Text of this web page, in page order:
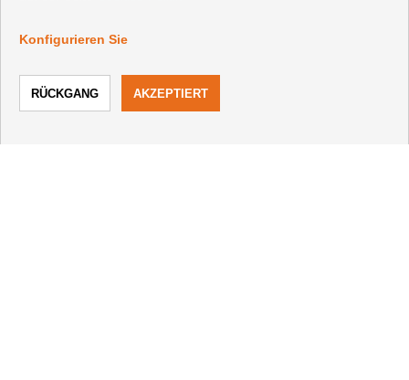
KONTAKTIEREN
KONTAKT
+34 642772204|+34 877238780
Konfigurieren Sie